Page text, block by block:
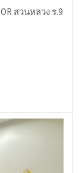
สวนหลวง ร.9